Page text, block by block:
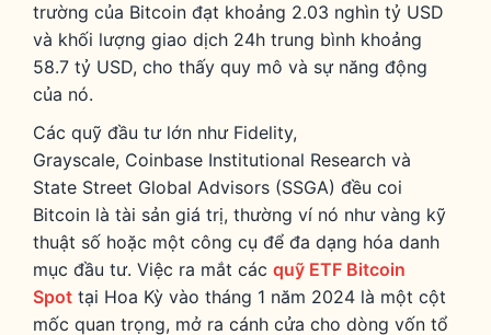
trường của Bitcoin đạt khoảng 2.03 nghìn tỷ USD
và khối lượng giao dịch 24h trung bình khoảng
58.7 tỷ USD, cho thấy quy mô và sự năng động
của nó.
Các quỹ đầu tư lớn như Fidelity,
Grayscale, Coinbase Institutional Research và
State Street Global Advisors (SSGA) đều coi
Bitcoin là tài sản giá trị, thường ví nó như vàng kỹ
thuật số hoặc một công cụ để đa dạng hóa danh
mục đầu tư. Việc ra mắt các quỹ ETF Bitcoin
Spot tại Hoa Kỳ vào tháng 1 năm 2024 là một cột
mốc quan trọng, mở ra cánh cửa cho dòng vốn tổ